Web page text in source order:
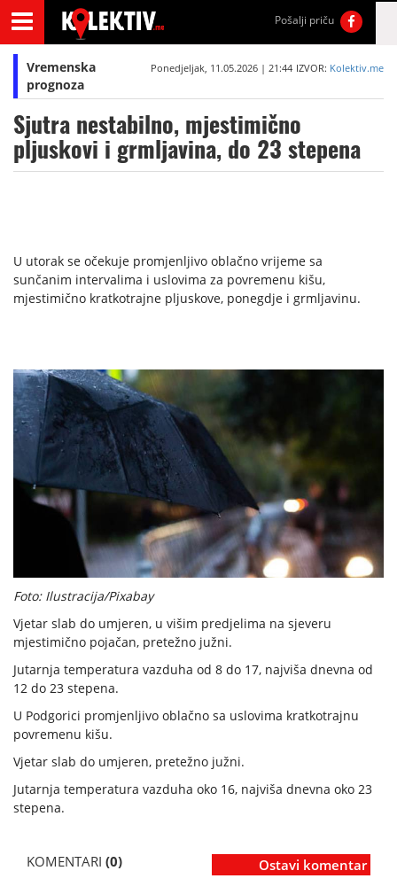
Pošalji priču
Vremenska
prognoza
Ponedjeljak, 11.05.2026 | 21:44 IZVOR: Kolektiv.me
Sjutra nestabilno, mjestimično
pljuskovi i grmljavina, do 23 stepena
U utorak se očekuje promjenljivo oblačno vrijeme sa
sunčanim intervalima i uslovima za povremenu kišu,
mjestimično kratkotrajne pljuskove, ponegdje i grmljavinu.
Foto: Ilustracija/Pixabay
Vjetar slab do umjeren, u višim predjelima na sjeveru
mjestimično pojačan, pretežno južni.
Jutarnja temperatura vazduha od 8 do 17, najviša dnevna od
12 do 23 stepena.
U Podgorici promjenljivo oblačno sa uslovima kratkotrajnu
povremenu kišu.
Vjetar slab do umjeren, pretežno južni.
Jutarnja temperatura vazduha oko 16, najviša dnevna oko 23
stepena.
KOMENTARI (0) Ostavi komentar